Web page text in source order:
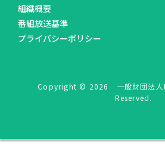
組織概要
番組放送基準
プライバシーポリシー
Copyright © 2026 一般財団法人
Reserved.